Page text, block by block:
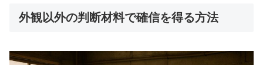
外観以外の判断材料で確信を得る方法